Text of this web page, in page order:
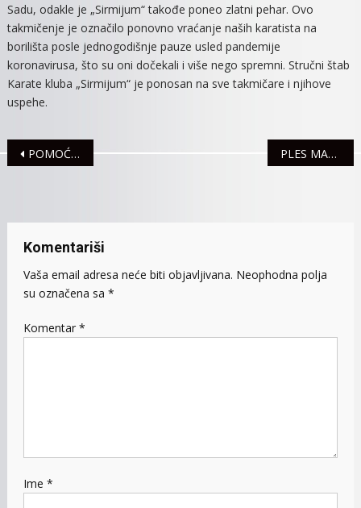
Sadu, odakle je „Sirmijum“ takođe poneo zlatni pehar. Ovo
takmičenje je označilo ponovno vraćanje naših karatista na
borilišta posle jednogodišnje pauze usled pandemije
koronavirusa, što su oni dočekali i više nego spremni. Stručni štab
Karate kluba „Sirmijum“ je ponosan na sve takmičare i njihove
uspehe.
Navigacija
POMOĆ LOKALNE SAMOUPRAVE PORODICI STRADALE DEVOJČICE IZ ŠAŠINACA PLES MATURANATA U PETAK, 21.MAJA NA GRADSKOM TRGU
Komentariši
Vaša email adresa neće biti objavljivana. Neophodna polja
su označena sa *
Komentar *
Ime *